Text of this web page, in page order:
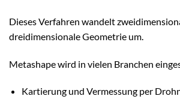
Dieses Verfahren wandelt
dreidimensionale Geometrie um.
Metashape wird in vielen Branchen
Kartierung und Vermessung per